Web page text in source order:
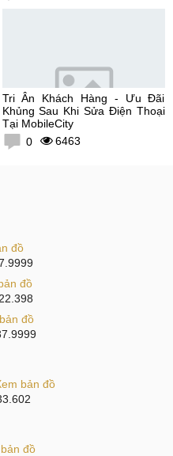
Tri Ân Khách Hàng - Ưu Đãi
Khủng Sau Khi Sửa Điện Thoại
Tại MobileCity
0
6463
đồ
đồ
đồ
bản đồ
đồ